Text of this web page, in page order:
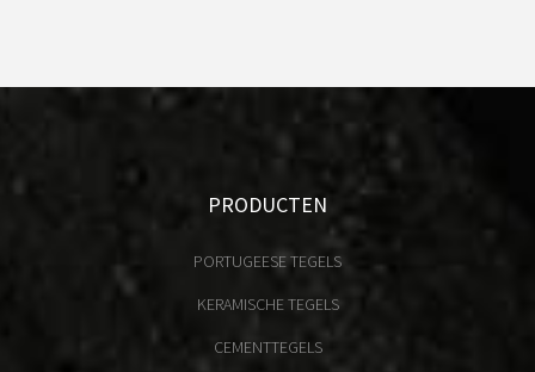
PRODUCTEN
PORTUGEESE TEGELS
KERAMISCHE TEGELS
CEMENTTEGELS